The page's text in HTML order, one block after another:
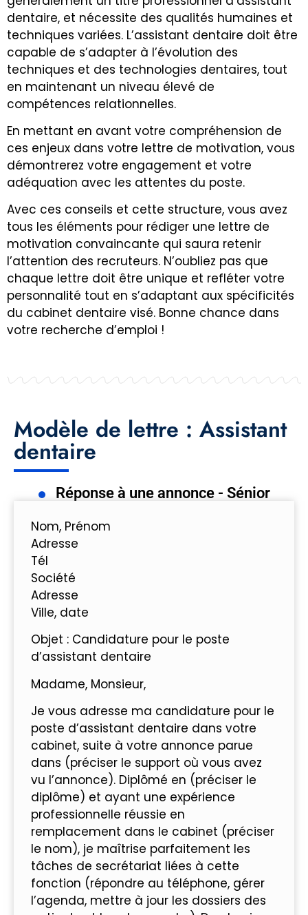
dentaire, et nécessite des qualités humaines et
techniques variées. L’assistant dentaire doit être
capable de s’adapter à l’évolution des
techniques et des technologies dentaires, tout
en maintenant un niveau élevé de
compétences relationnelles.
En mettant en avant votre compréhension de
ces enjeux dans votre lettre de motivation, vous
démontrerez votre engagement et votre
adéquation avec les attentes du poste.
Avec ces conseils et cette structure, vous avez
tous les éléments pour rédiger une lettre de
motivation convaincante qui saura retenir
l’attention des recruteurs. N’oubliez pas que
chaque lettre doit être unique et refléter votre
personnalité tout en s’adaptant aux spécificités
du cabinet dentaire visé. Bonne chance dans
votre recherche d’emploi !
Modèle de lettre : Assistant
dentaire
Réponse à une annonce - Sénior
Nom, Prénom
Adresse
Tél
Société
Adresse
Ville, date
Objet : Candidature pour le poste
d’assistant dentaire
Madame, Monsieur,
Je vous adresse ma candidature pour le
poste d’assistant dentaire dans votre
cabinet, suite à votre annonce parue
dans (préciser le support où vous avez
vu l’annonce). Diplômé en (préciser le
diplôme) et ayant une expérience
professionnelle réussie en
remplacement dans le cabinet (préciser
le nom), je maîtrise parfaitement les
tâches de secrétariat liées à cette
fonction (répondre au téléphone, gérer
l’agenda, mettre à jour les dossiers des